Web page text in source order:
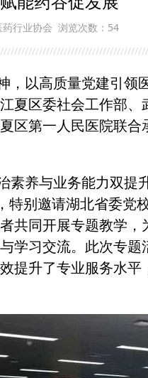
行业协会 浏览次数：54
以高质量党建引领
夏区委社会工作部
区第一人民医院联
养与业务能力双提
特别邀请湖北省委
共同开展专题教学
学习交流。此次专
提升了专业服务水